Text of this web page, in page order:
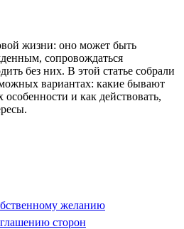
жизни: оно может быть
сопровождаться
без них. В этой статье собрали
вариантах: какие бывают
и как действовать,
желанию
сторон